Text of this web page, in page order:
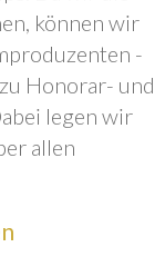
können wir
-
Honorar- und
legen wir
allen